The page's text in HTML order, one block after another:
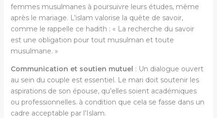
femmes musulmanes à poursuivre leurs études, même
après le mariage. L’islam valorise la quête de savoir,
comme le rappelle ce hadith : « La recherche du savoir
est une obligation pour tout musulman et toute
musulmane. »
Communication et soutien mutuel : Un dialogue ouvert
au sein du couple est essentiel. Le mari doit soutenir les
aspirations de son épouse, qu’elles soient académiques
ou professionnelles. à condition que cela se fasse dans un
cadre acceptable par l’Islam.